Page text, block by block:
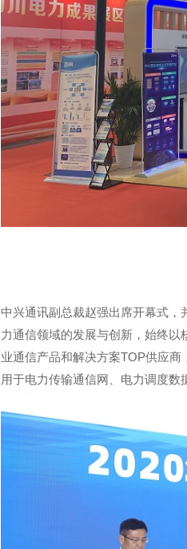
中兴通讯副总裁赵强出席开幕式，
力通信领域的发展与创新，始终
业通信产品和解决方案TOP供应
用于电力传输通信网、电力调度数